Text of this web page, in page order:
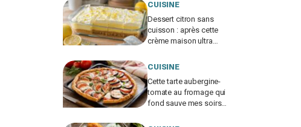
CUISINE
Dessert citron sans
cuisson : après cette
crème maison ultra
plus jamais de pudding
CUISINE
Cette tarte aubergine-
tomate au fromage qui
fond sauve mes soirs
ce geste qui la ruine)